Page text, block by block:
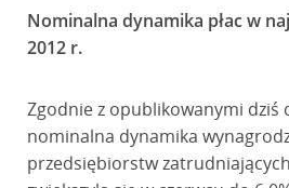
Nominalna dynamika płac w
2012 r.
Zgodnie z opublikowanymi dziś
nominalna dynamika
przedsiębiorstw